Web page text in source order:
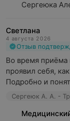
В центре
Медицинский
следующие
шлифовка,
Сергеюка
Светлана
4 августа 2026
Отзыв
Во время приёма
проявил себя,
Подробно и
Сергеюк А. А. -